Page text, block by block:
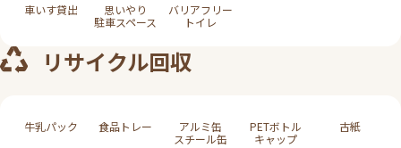
車いす貸出
思いやり
駐車スペース
バリアフリー
トイレ
リサイクル回収
牛乳パック 食品トレー
アルミ缶
スチール缶
PETボトル
キャップ
古紙